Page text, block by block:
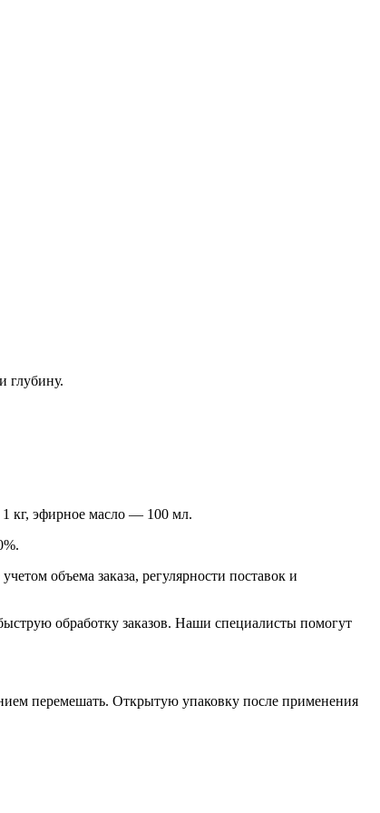
глубину.
кг, эфирное масло — 100 мл.
объема заказа, регулярности поставок и
обработку заказов. Наши специалисты помогут
перемешать. Открытую упаковку после применения